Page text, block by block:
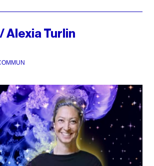
Alexia Turlin